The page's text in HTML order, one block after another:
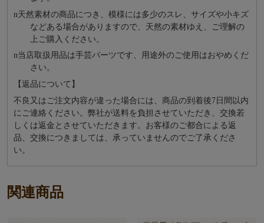
n天然素材の商品につき、模様には多少のスレ、サイズや小キズ
などある場合がありますので、天然の素材ゆえ、ご理解の
上ご購入ください。
n当店取扱用品は⼿芸パーツです、⽤途外のご使⽤はおやめくだ
さい。
【返品について】
不良又はご注文内容が違った場合には、商品の到着後7日間以内
にご連絡ください。弊社が送料を負担させていただき、交換若
しくは返金とさせていただきます。お客様のご都合による返
品、交換につきましては、承っていませんのでご了承くださ
い。
関連商品